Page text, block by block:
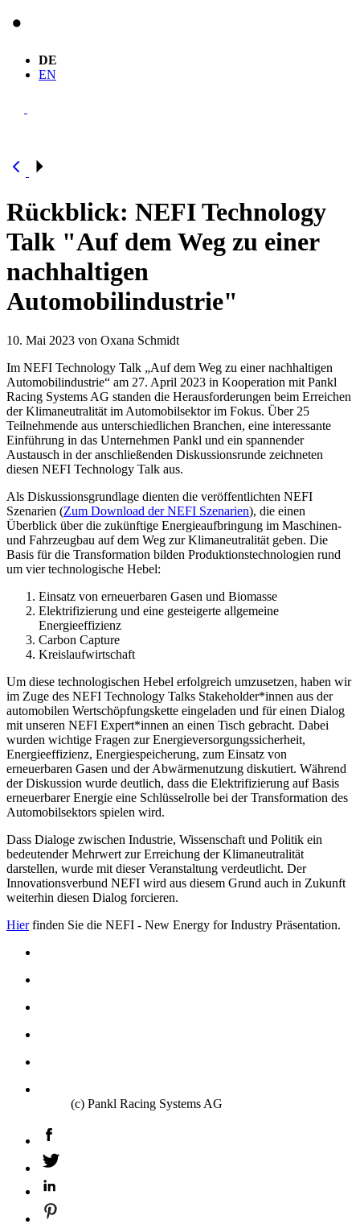
DE
EN
Rückblick: NEFI Technology
Talk "Auf dem Weg zu einer
nachhaltigen
Automobilindustrie"
10. Mai 2023 von Oxana Schmidt
Im NEFI Technology Talk „Auf dem Weg zu einer nachhaltigen
Automobilindustrie“ am 27. April 2023 in Kooperation mit Pankl
Racing Systems AG standen die Herausforderungen beim Erreichen
der Klimaneutralität im Automobilsektor im Fokus. Über 25
Teilnehmende aus unterschiedlichen Branchen, eine interessante
Einführung in das Unternehmen Pankl und ein spannender
Austausch in der anschließenden Diskussionsrunde zeichneten
diesen NEFI Technology Talk aus.
Als Diskussionsgrundlage dienten die veröffentlichten NEFI
Szenarien (Zum Download der NEFI Szenarien), die einen
Überblick über die zukünftige Energieaufbringung im Maschinen-
und Fahrzeugbau auf dem Weg zur Klimaneutralität geben. Die
Basis für die Transformation bilden Produktionstechnologien rund
um vier technologische Hebel:
Einsatz von erneuerbaren Gasen und Biomasse
Elektrifizierung und eine gesteigerte allgemeine
Energieeffizienz
Carbon Capture
Kreislaufwirtschaft
Um diese technologischen Hebel erfolgreich umzusetzen, haben wir
im Zuge des NEFI Technology Talks Stakeholder*innen aus der
automobilen Wertschöpfungskette eingeladen und für einen Dialog
mit unseren NEFI Expert*innen an einen Tisch gebracht. Dabei
wurden wichtige Fragen zur Energieversorgungssicherheit,
Energieeffizienz, Energiespeicherung, zum Einsatz von
erneuerbaren Gasen und der Abwärmenutzung diskutiert. Während
der Diskussion wurde deutlich, dass die Elektrifizierung auf Basis
erneuerbarer Energie eine Schlüsselrolle bei der Transformation des
Automobilsektors spielen wird.
Dass Dialoge zwischen Industrie, Wissenschaft und Politik ein
bedeutender Mehrwert zur Erreichung der Klimaneutralität
darstellen, wurde mit dieser Veranstaltung verdeutlicht. Der
Innovationsverbund NEFI wird aus diesem Grund auch in Zukunft
weiterhin diesen Dialog forcieren.
Hierfinden Sie die NEFI - New Energy for Industry Präsentation.
(c) Pankl Racing Systems AG